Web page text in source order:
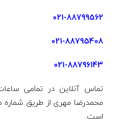
021-88799562
021-88795408
021-88796143
تماس آنلاین در تمامی
محمدرضا مهری از طریق شماره
است.